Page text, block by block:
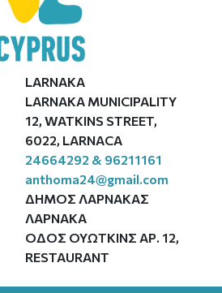
LARNAKA
LARNAKA MUNICIPALITY
12, WATKINS STREET,
6022, LARNACA
24664292 & 96211161
anthoma24@gmail.com
ΔΗΜΟΣ ΛΑΡΝΑΚΑΣ
ΛΑΡΝΑΚΑ
ΟΔΟΣ ΟΥΩΤΚΙΝΣ ΑΡ. 12,
RESTAURANT